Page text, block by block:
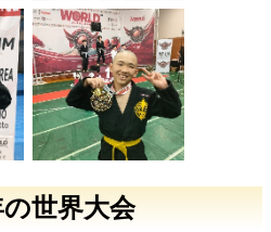
世界大会